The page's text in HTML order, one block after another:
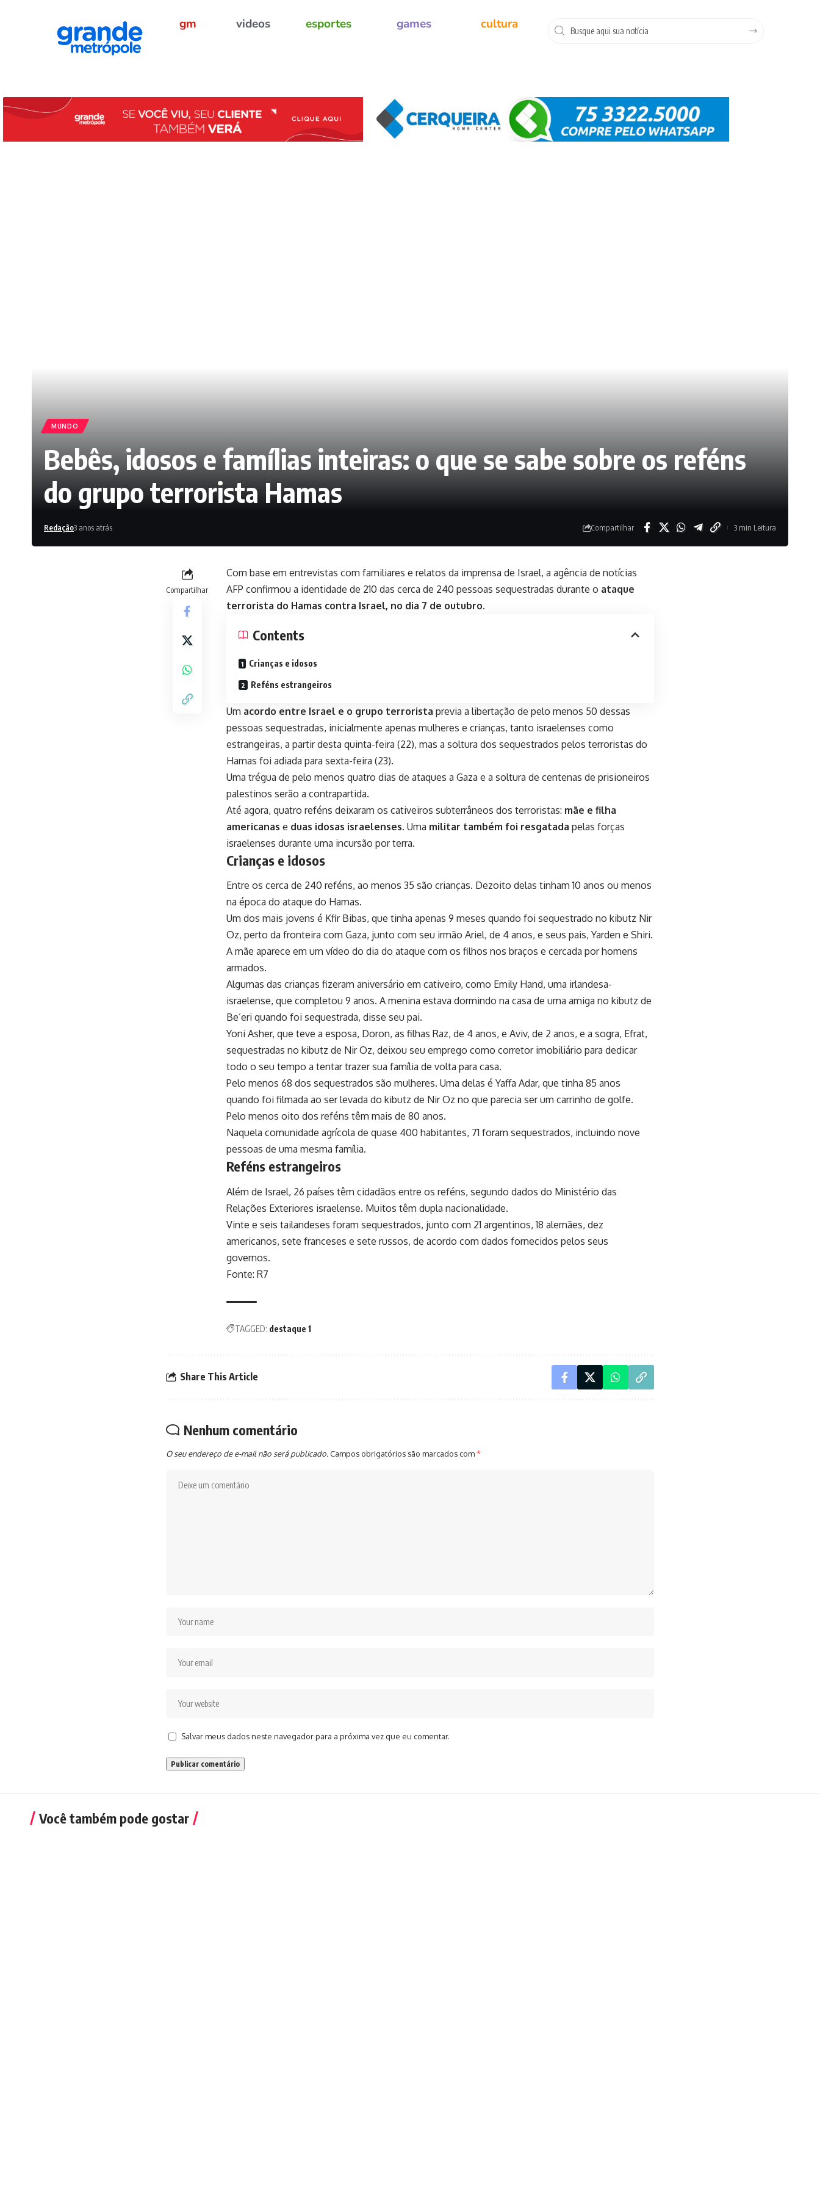
gm videos esportes games cultura
MUNDO
Bebês, idosos e famílias inteiras: o que se sabe sobre os reféns
do grupo terrorista Hamas
Redação3 anos atrás Compartilhar 3 min Leitura
Compartilhar
Com base em entrevistas com familiares e relatos da imprensa de Israel, a agência de notícias
AFP confirmou a identidade de 210 das cerca de 240 pessoas sequestradas durante o ataque
terrorista do Hamas contra Israel, no dia 7 de outubro.
Contents
Crianças e idosos
Reféns estrangeiros
Um acordo entre Israel e o grupo terrorista previa a libertação de pelo menos 50 dessas
pessoas sequestradas, inicialmente apenas mulheres e crianças, tanto israelenses como
estrangeiras, a partir desta quinta-feira (22), mas a soltura dos sequestrados pelos terroristas do
Hamas foi adiada para sexta-feira (23).
Uma trégua de pelo menos quatro dias de ataques a Gaza e a soltura de centenas de prisioneiros
palestinos serão a contrapartida.
Até agora, quatro reféns deixaram os cativeiros subterrâneos dos terroristas: mãe e filha
americanas e duas idosas israelenses. Uma militar também foi resgatada pelas forças
israelenses durante uma incursão por terra.
Crianças e idosos
Entre os cerca de 240 reféns, ao menos 35 são crianças. Dezoito delas tinham 10 anos ou menos
na época do ataque do Hamas.
Um dos mais jovens é Kfir Bibas, que tinha apenas 9 meses quando foi sequestrado no kibutz Nir
Oz, perto da fronteira com Gaza, junto com seu irmão Ariel, de 4 anos, e seus pais, Yarden e Shiri.
A mãe aparece em um vídeo do dia do ataque com os filhos nos braços e cercada por homens
armados.
Algumas das crianças fizeram aniversário em cativeiro, como Emily Hand, uma irlandesa-
israelense, que completou 9 anos. A menina estava dormindo na casa de uma amiga no kibutz de
Be’eri quando foi sequestrada, disse seu pai.
Yoni Asher, que teve a esposa, Doron, as filhas Raz, de 4 anos, e Aviv, de 2 anos, e a sogra, Efrat,
sequestradas no kibutz de Nir Oz, deixou seu emprego como corretor imobiliário para dedicar
todo o seu tempo a tentar trazer sua família de volta para casa.
Pelo menos 68 dos sequestrados são mulheres. Uma delas é Yaffa Adar, que tinha 85 anos
quando foi filmada ao ser levada do kibutz de Nir Oz no que parecia ser um carrinho de golfe.
Pelo menos oito dos reféns têm mais de 80 anos.
Naquela comunidade agrícola de quase 400 habitantes, 71 foram sequestrados, incluindo nove
pessoas de uma mesma família.
Reféns estrangeiros
Além de Israel, 26 países têm cidadãos entre os reféns, segundo dados do Ministério das
Relações Exteriores israelense. Muitos têm dupla nacionalidade.
Vinte e seis tailandeses foram sequestrados, junto com 21 argentinos, 18 alemães, dez
americanos, sete franceses e sete russos, de acordo com dados fornecidos pelos seus
governos.
Fonte: R7
TAGGED: destaque 1
Share This Article
Nenhum comentário
O seu endereço de e-mail não será publicado. Campos obrigatórios são marcados com*
Salvar meus dados neste navegador para a próxima vez que eu comentar.
Você também pode gostar